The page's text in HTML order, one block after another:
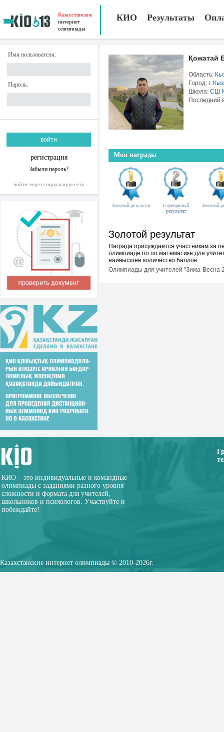
Казахстанские
интернет
олимпиады
КИО Результаты
Имя пользователя:
Пароль:
регистрация
Забыли пароль?
войти через социальную сеть
Қожатай
Область:
Город: г.
Школа: СШ
Последний
Мои награды
Золотой результат
Серебряный
результат
Золотой
Золотой результат
Награда присуждается участникам за
олимпиаде по по математике для
наивысшее количество баллов
Олимпиады для учителей "Зима-Весна
КИО – это индивидуальные и командные
олимпиады с заданиями разного уровня
сложности и формата для учителей,
школьников и психологов. Участвуйте и
побеждайте!
Казахстанские интернет олимпиады © 2010-2026г.